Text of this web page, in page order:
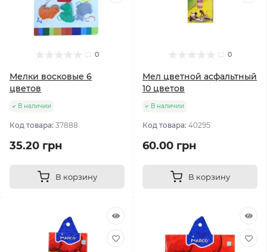
0
Мелки восковые 6
цветов
В наличии
Код товара: 37888
35.20 грн
В корзину
0
Мел цветной асфальтный
10 цветов
В наличии
Код товара: 40295
60.00 грн
В корзину